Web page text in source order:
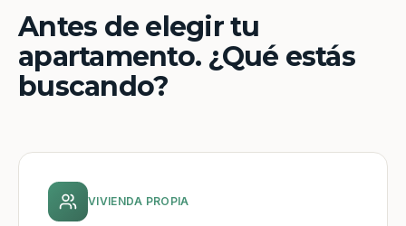
Antes de elegir tu
apartamento. ¿Qué estás
buscando?
VIVIENDA PROPIA